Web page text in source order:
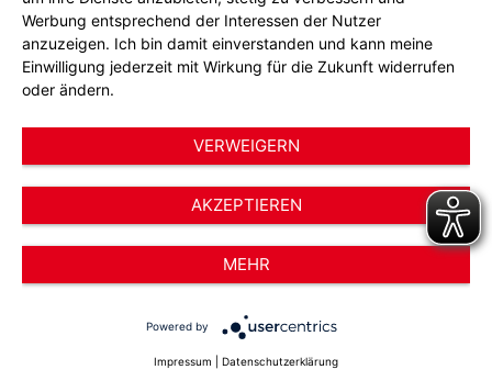
Cookie-Einstellungen
© 2026 AWO Düsseldorf – Arbeiterwohlfahrt e.V.
Werbung entsprechend der Interessen der Nutzer
anzuzeigen. Ich bin damit einverstanden und kann meine
Einwilligung jederzeit mit Wirkung für die Zukunft widerrufen
oder ändern.
VERWEIGERN
AKZEPTIEREN
MEHR
Powered by
Impressum Datenschutzerklärung